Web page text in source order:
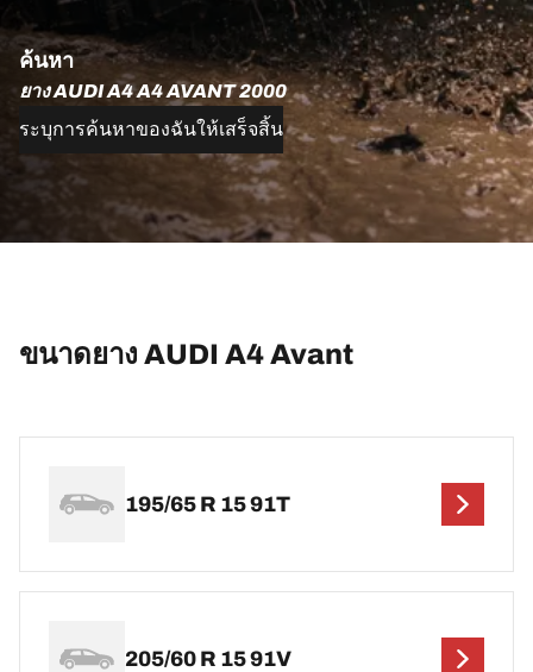
ค้นหา
ยาง AUDI A4 A4 AVANT 2000
ระบุการค้นหาของฉันให้เสร็จสิ้น
ขนาดยาง AUDI A4 Avant
195/65 R 15 91T
205/60 R 15 91V